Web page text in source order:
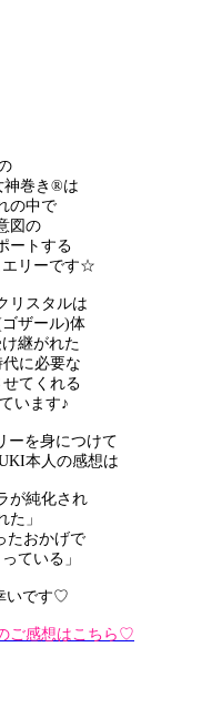
神巻き®は
の中で
図の
ートする
エリーです☆
リスタルは
ザール)体
継がれた
に必要な
てくれる
います♪
ーを身につけて
本人の感想は
が純化され
た」
たおかげで
ている」
いです♡
ご感想はこちら♡